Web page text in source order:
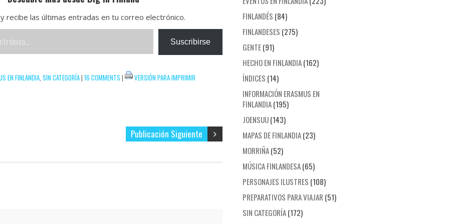
recibe las últimas entradas en tu correo electrónico.
Suscribirse
EN FINLANDIA SIN CATEGORÍA| 16 COMMENTS | VERSIÓN PARA IMPRIMIR
Publicación Siguiente
FINLANDÉS (84)
FINLANDESES (275)
GENTE(91)
HECHO EN FINLANDIA(162)
ÍNDICES (14)
INFORMACIÓN ERASMUS EN
FINLANDIA(195)
JOENSUU(143)
MAPAS DE FINLANDIA(23)
MORRIÑA(52)
MÚSICA FINLANDESA(65)
PERSONAJES ILUSTRES (108)
PREPARATIVOS PARA VIAJAR (51)
SIN CATEGORÍA(172)